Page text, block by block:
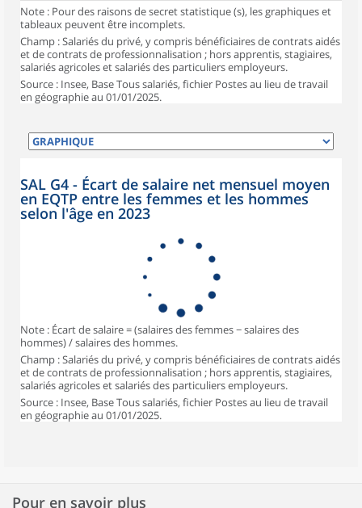
Note : Pour des raisons de secret statistique (s), les graphiques et
tableaux peuvent être incomplets.
Champ : Salariés du privé, y compris bénéficiaires de contrats aidés
et de contrats de professionnalisation ; hors apprentis, stagiaires,
salariés agricoles et salariés des particuliers employeurs.
Source : Insee, Base Tous salariés, fichier Postes au lieu de travail
en géographie au 01/01/2025.
SAL G4 - Écart de salaire net mensuel moyen
en EQTP entre les femmes et les hommes
selon l'âge en 2023
Note : Écart de salaire = (salaires des femmes − salaires des
hommes) / salaires des hommes.
Champ : Salariés du privé, y compris bénéficiaires de contrats aidés
et de contrats de professionnalisation ; hors apprentis, stagiaires,
salariés agricoles et salariés des particuliers employeurs.
Source : Insee, Base Tous salariés, fichier Postes au lieu de travail
en géographie au 01/01/2025.
Pour en savoir plus